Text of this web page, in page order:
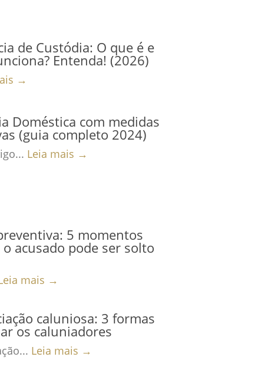
de Custódia: O que é e
Entenda! (2026)
→
Doméstica com medidas
(guia completo 2024)
Leia mais →
5 momentos
acusado pode ser solto
mais →
caluniosa: 3 formas
os caluniadores
Leia mais →